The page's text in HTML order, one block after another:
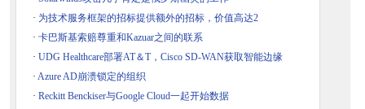
· 为技术服务框架的招标提供额外的招标，价值高达2
· 卡巴斯基索赔尊重和Kazuar之间的联系
· UDG Healthcare部署AT＆T，Cisco SD-WAN获取智能边缘
· Azure AD崩溃锁定的组织
· Reckitt Benckiser与Google Cloud一起开始数据